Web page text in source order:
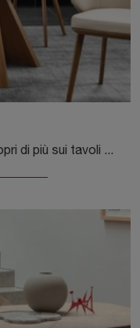
Vuoi arricchire spazi moderni? Scopri di più sui tavoli moderni fissi: il modello da pranzo Susan ti sta aspettando.